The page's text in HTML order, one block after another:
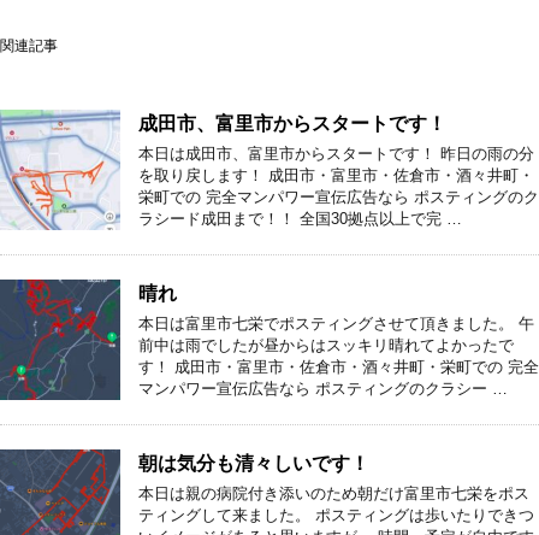
関連記事
成田市、富里市からスタートです！
本日は成田市、富里市からスタートです！ 昨日の雨の分
を取り戻します！ 成田市・富里市・佐倉市・酒々井町・
栄町での 完全マンパワー宣伝広告なら ポスティングのク
ラシード成田まで！！ 全国30拠点以上で完 …
晴れ
本日は富里市七栄でポスティングさせて頂きました。 午
前中は雨でしたが昼からはスッキリ晴れてよかったで
す！ 成田市・富里市・佐倉市・酒々井町・栄町での 完全
マンパワー宣伝広告なら ポスティングのクラシー …
朝は気分も清々しいです！
本日は親の病院付き添いのため朝だけ富里市七栄をポス
ティングして来ました。 ポスティングは歩いたりできつ